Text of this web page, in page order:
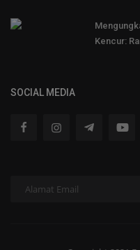
Kencur:
SOCIAL MEDIA